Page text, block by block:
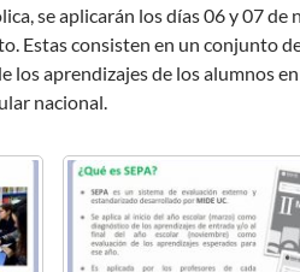
se aplicarán los días 06 y 07 de
Estas consisten en un conjunto
los aprendizajes de los alumnos
nacional.